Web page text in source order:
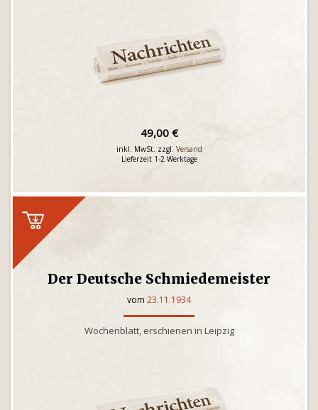
49,00 €
inkl. MwSt. zzgl. Versand
Lieferzeit 1-2 Werktage
Der Deutsche Schmiedemeister
vom 23.11.1934
Wochenblatt, erschienen in Leipzig